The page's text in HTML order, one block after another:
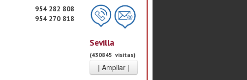
954 282 808
954 270 818
Sevilla
(430845 visitas)